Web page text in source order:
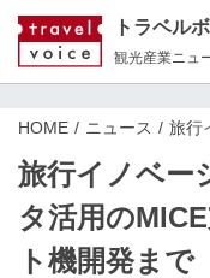
トラベル
観光産業ニュ
HOME ニュース 旅行
旅行イノベー
タ活用の
ト機開発ま